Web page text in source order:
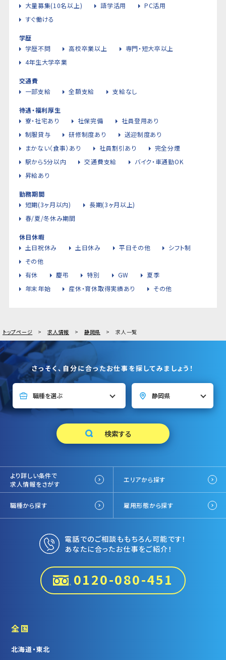
大量募集(10名以上)
語学活用
PC活用
すぐ働ける
学歴
学歴不問
高校卒業以上
専門・短大卒以上
4年生大学卒業
交通費
一部支給
全額支給 支給なし
待遇・福利厚生
寮・社宅あり
社保完備
社員登用あり
制服貸与
研修制度あり
送迎制度あり
まかない（食事）あり
社員割引あり
完全分煙
駅から5分以内
交通費支給
バイク・車通勤OK
昇給あり
勤務期間
短期(3ヶ月以内)
長期(3ヶ月以上)
春/夏/冬休み期間
休日休暇
土日祝休み
土日休み 平日その他
シフト制
その他
有休
慶弔 特別 GW
夏季
年末年始
産休・育休取得実績あり その他
トップページ 求人情報 静岡県 求人一覧
さっそく、自分に合ったお仕事を探してみましょう！
より詳しい条件で
求人情報をさがす
エリアから探す
職種から探す 雇用形態から探す
電話でのご相談ももちろん可能です！
あなたに合ったお仕事をご紹介！
0120-080-451
全国
北海道・東北